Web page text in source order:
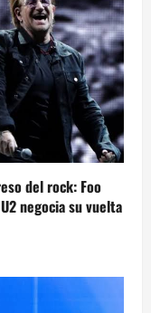
del rock: Foo
negocia su vuelta